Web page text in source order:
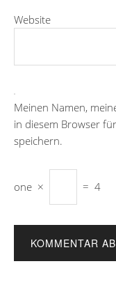
Website
Meinen Namen,
in diesem Browser
speichern.
one × = 4